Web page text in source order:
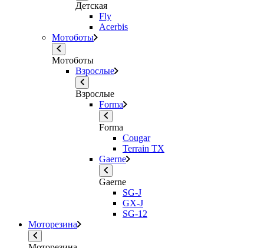
Детская
Fly
Acerbis
Мотоботы
Мотоботы
Взрослые
Взрослые
Forma
Forma
Cougar
Terrain TX
Gaerne
Gaerne
SG-J
GX-J
SG-12
Моторезина